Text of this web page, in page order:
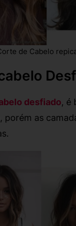
de Cabelo
desfiado, é
porém as